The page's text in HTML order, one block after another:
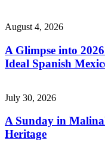
August 4, 2026
A Glimpse into
Ideal Spanish
July 30, 2026
A Sunday in
Heritage